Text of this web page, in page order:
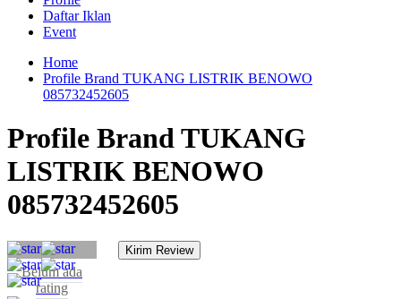
Daftar Iklan
Event
Home
Profile Brand TUKANG LISTRIK BENOWO
085732452605
Profile Brand TUKANG
LISTRIK BENOWO
085732452605
Belum ada
rating